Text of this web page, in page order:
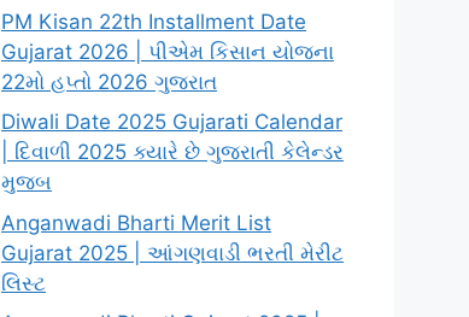
PM Kisan 22th Installment Date
Gujarat 2026 | પીએમ કિસાન યોજના
22મો હપ્તો 2026 ગુજરાત
Diwali Date 2025 Gujarati Calendar
| દિવાળી 2025 ક્યારે છે ગુજરાતી કેલેન્ડર
મુજબ
Anganwadi Bharti Merit List
Gujarat 2025 | આંગણવાડી ભરતી મેરીટ
લિસ્ટ